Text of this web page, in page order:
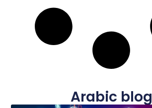
Arabic blog